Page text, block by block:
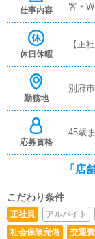
仕事内容
客・
休日休暇
【正
勤務地
別府市
応募資格
45歳
「店
こだわり条件
正社員 アルバイト
社会保険完備
交通